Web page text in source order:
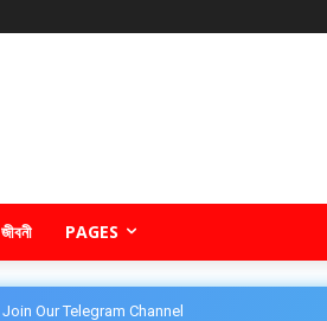
জীবনী PAGES
Join Our Telegram Channel